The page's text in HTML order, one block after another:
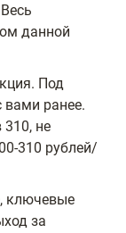
данной
Под
вами ранее.
310, не
310 рублей/
ключевые
за